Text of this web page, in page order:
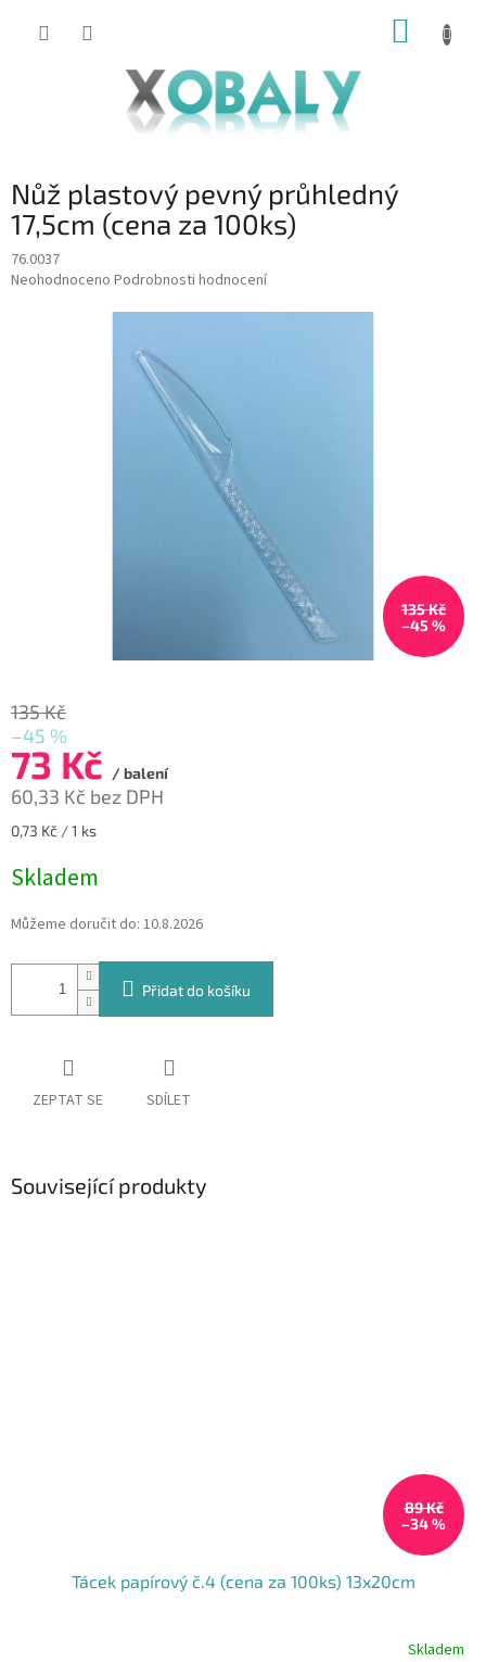
KOŠÍK
Nůž plastový pevný průhledný
17,5cm (cena za 100ks)
76.0037
Průměrné
Neohodnoceno Podrobnosti hodnocení
135 Kč
–45 %
135 Kč
–45 %
73 Kč / balení
60,33 Kč bez DPH
Měrná
0,73 Kč / 1 ks
Skladem
Můžeme doručit do: 10.8.2026
Přidat do košíku
ZEPTAT SE SDÍLET
Související produkty
89 Kč
–34 %
Tácek papírový č.4 (cena za 100ks) 13x20cm
Skladem